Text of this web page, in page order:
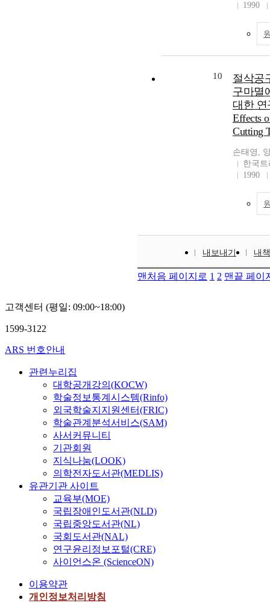
1990
10
절삭공
구마멸
대한 연
Effects
Cutting
손태영,
한국
1990
내보내기 내
맨처음 페이지로 1 2 맨끝 페이
고객센터 (평일: 09:00~18:00)
1599-3122
ARS 번호안내
관련누리집
대학공개강의(KOCW)
학술정보통계시스템(Rinfo)
외국학술지지원센터(FRIC)
학술관계분석서비스(SAM)
사서커뮤니티
기관회원
지식나눔(LOOK)
의학전자도서관(MEDLIS)
유관기관 사이트
교육부(MOE)
국립장애인도서관(NLD)
국립중앙도서관(NL)
국회도서관(NAL)
연구윤리정보포털(CRE)
사이언스온 (ScienceON)
이용약관
개인정보처리방침